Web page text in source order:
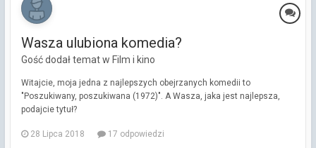
Wasza ulubiona komedia?
Gość dodał temat w Film i kino
Witajcie, moja jedna z najlepszych obejrzanych komedii to
"Poszukiwany, poszukiwana (1972)". A Wasza, jaka jest najlepsza,
podajcie tytuł?
28 Lipca 2018 17 odpowiedzi